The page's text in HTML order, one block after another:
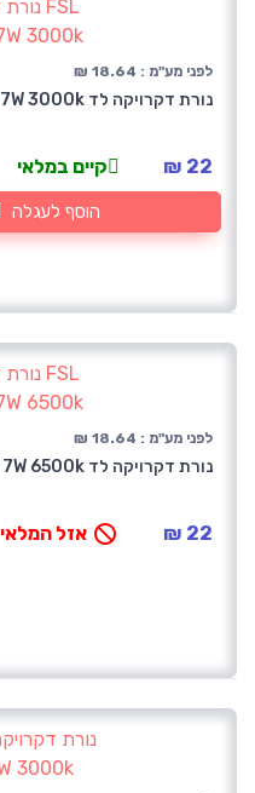
לפני מע"מ : 18.64 ₪
נורת דקרויקה לד FSL GU5.3 230V 7W 3000k
22 ₪ קיים במלאי
הוסף לעגלה
לפני מע"מ : 18.64 ₪
נורת דקרויקה לד FSL GU5.3 230V 7W 6500k
22 ₪ אזל המלאי